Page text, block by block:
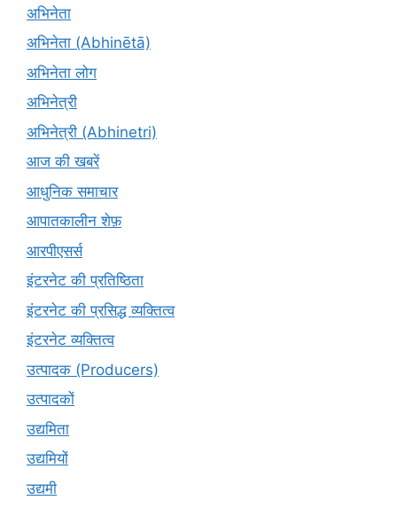
अभिनेता
अभिनेता (Abhinētā)
अभिनेता लोग
अभिनेत्री
अभिनेत्री (Abhinetri)
आज की खबरें
आधुनिक समाचार
आपातकालीन शेफ़
आरपीएसर्स
इंटरनेट की प्रतिष्ठिता
इंटरनेट की प्रसिद्ध व्यक्तित्व
इंटरनेट व्यक्तित्व
उत्पादक (Producers)
उत्पादकों
उद्यमिता
उद्यमियों
उद्यमी